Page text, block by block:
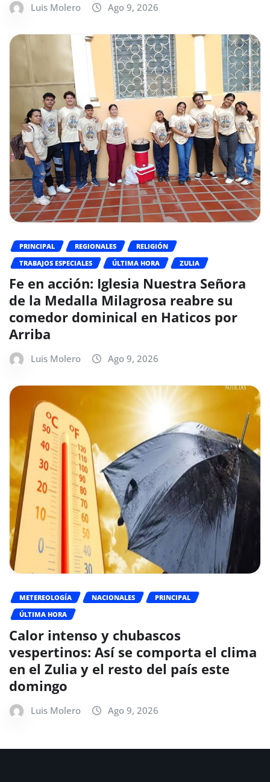
Luis Molero Ago 9, 2026
PRINCIPAL REGIONALES
RELIGIÓN
TRABAJOS ESPECIALES
ÚLTIMA HORA ZULIA
Fe en acción: Iglesia Nuestra Señora
de la Medalla Milagrosa reabre su
comedor dominical en Haticos por
Arriba
Luis Molero Ago 9, 2026
METEREOLOGÍA NACIONALES
PRINCIPAL
ÚLTIMA HORA
Calor intenso y chubascos
vespertinos: Así se comporta el clima
en el Zulia y el resto del país este
domingo
Luis Molero Ago 9, 2026